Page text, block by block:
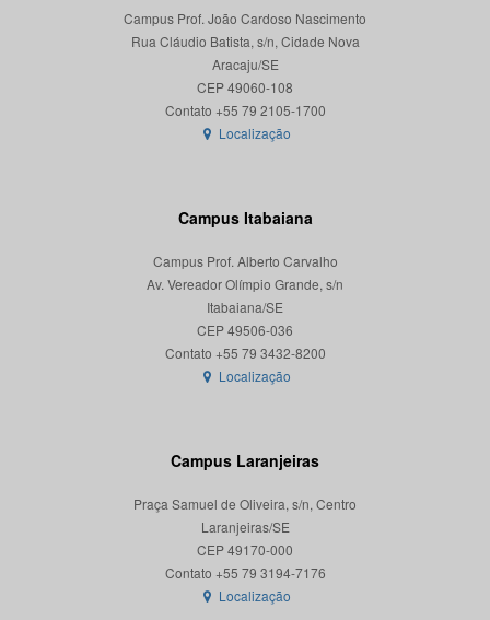
Campus Prof. João Cardoso Nascimento
Rua Cláudio Batista, s/n, Cidade Nova
Aracaju/SE
CEP 49060-108
Localização
Campus Itabaiana
Campus Prof. Alberto Carvalho
Av. Vereador Olímpio Grande, s/n
Itabaiana/SE
CEP 49506-036
Localização
Campus Laranjeiras
Praça Samuel de Oliveira, s/n, Centro
Laranjeiras/SE
CEP 49170-000
Localização